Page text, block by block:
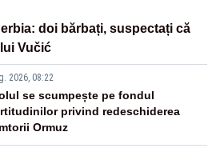
doi bărbați, suspectați că
Vučić
2026, 08:22
se scumpește pe fondul
privind redeschiderea
Ormuz